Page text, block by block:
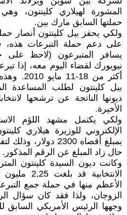
حملتها السابق مارك بين‮.‬
ولكي‮ ‬يحفز بيل كلينتون أنصار
نيويورك
ديونها الناتجة عن ترشحها
الأخيرة‮.‬
‬حال زاد المبلغ‮ ‬عن الرقم المذكور‮.‬
وكانت ديون السيدة كلينتون